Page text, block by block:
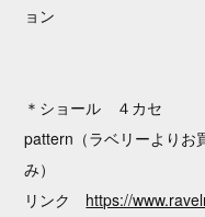
ョン
＊ショール ４カセ
pattern（ラベリーよりお
み）
リンク https://